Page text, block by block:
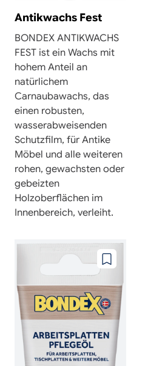
Antikwachs Fest
BONDEX ANTIKWACHS
FEST ist ein Wachs mit
hohem Anteil an
natürlichem
Carnaubawachs, das
einen robusten,
wasserabweisenden
Schutzfilm, für Antike
Möbel und alle weiteren
rohen, gewachsten oder
gebeizten
Holzoberflächen im
Innenbereich, verleiht.
Zu